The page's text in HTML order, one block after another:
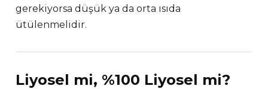
gerekiyorsa düşük ya da orta ısıda
ütülenmelidir.
Liyosel mi, %100 Liyosel mi?